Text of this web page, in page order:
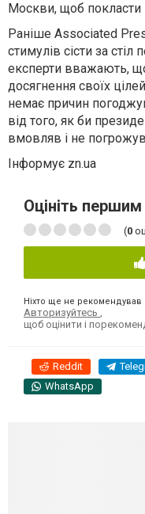
Москви, щоб покласти
Раніше Associated
стимулів сісти за стіл
експерти вважають,
досягнення своїх
немає причин
від того, як би
вмовляв і не
Інформує zn.ua
Оцініть першим
(0
Ніхто ще не рекомендував
Авторизуйтесь ,
щоб оцінити і
Reddit
WhatsApp